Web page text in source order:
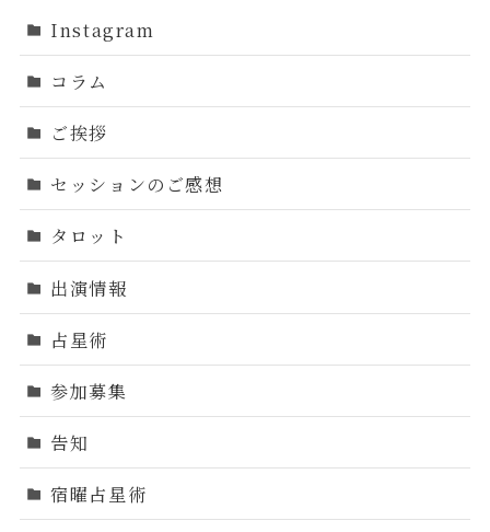
Instagram
コラム
ご挨拶
セッションのご感想
タロット
出演情報
占星術
参加募集
告知
宿曜占星術